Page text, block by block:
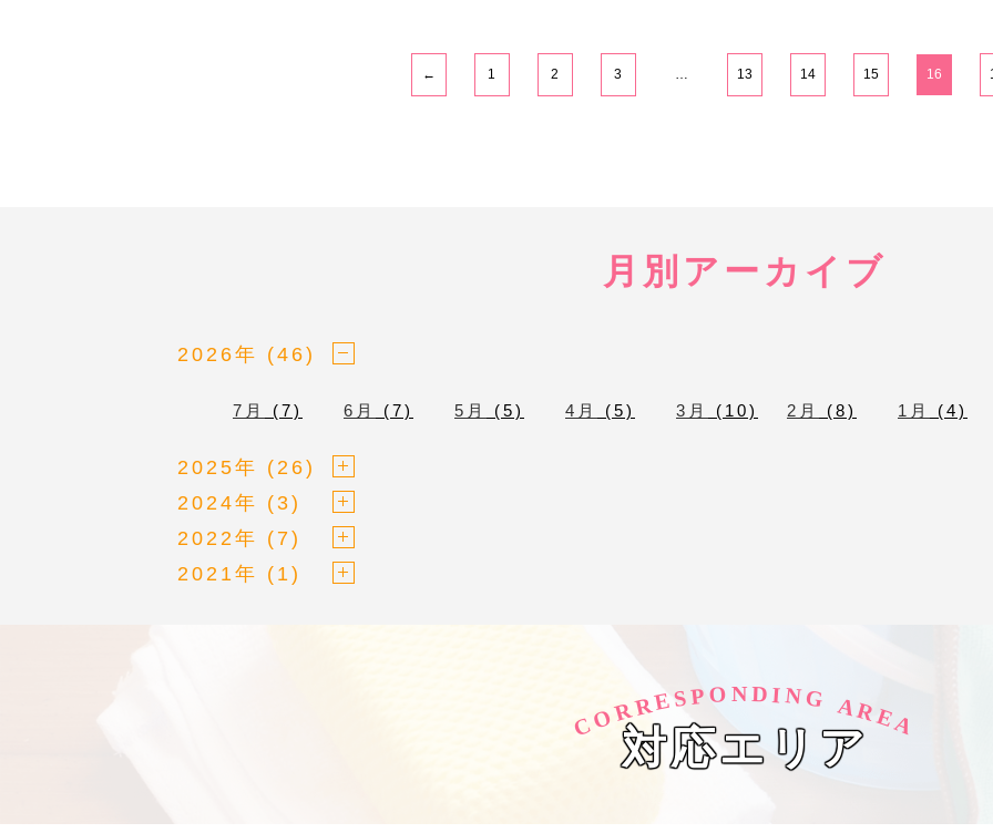
← 1 2 3 … 13 14 15 16
月別アーカイブ
2026年 (46)
7月 (7) 6月 (7) 5月 (5) 4月 (5) 3月 (10) 2月 (8) 1月 (4)
2025年 (26)
2024年 (3)
2022年 (7)
2021年 (1)
CORRESPON D ING AREA
対応エリア